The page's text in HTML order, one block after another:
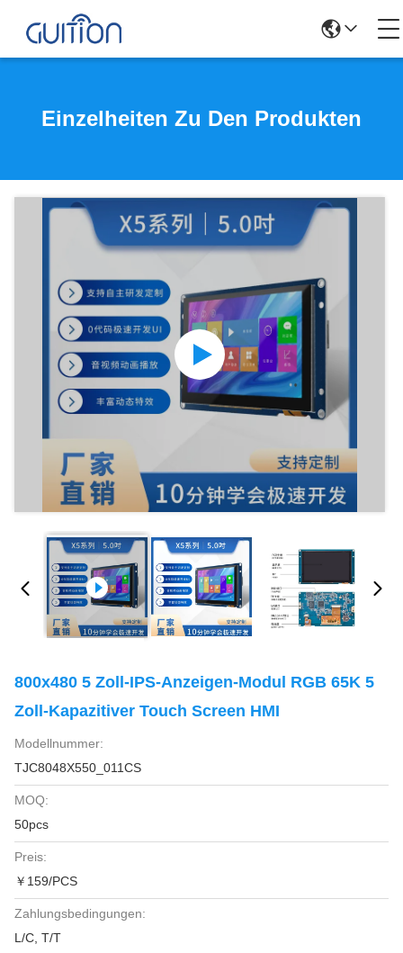
Einzelheiten Zu Den Produkten
800x480 5 Zoll-IPS-Anzeigen-Modul RGB 65K 5
Zoll-Kapazitiver Touch Screen HMI
Modellnummer:
TJC8048X550_011CS
MOQ:
50pcs
Preis:
￥159/PCS
Zahlungsbedingungen:
L/C, T/T